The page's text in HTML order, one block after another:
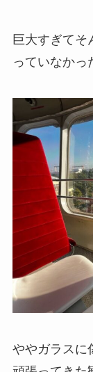
巨大すぎてそ
っていなかっ
ややガラスに